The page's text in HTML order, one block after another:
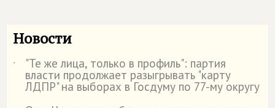
Новости
˙ "Те же лица, только в профиль": партия
власти продолжает разыгрывать "карту
ЛДПР" на выборах в Госдуму по 77-му округу